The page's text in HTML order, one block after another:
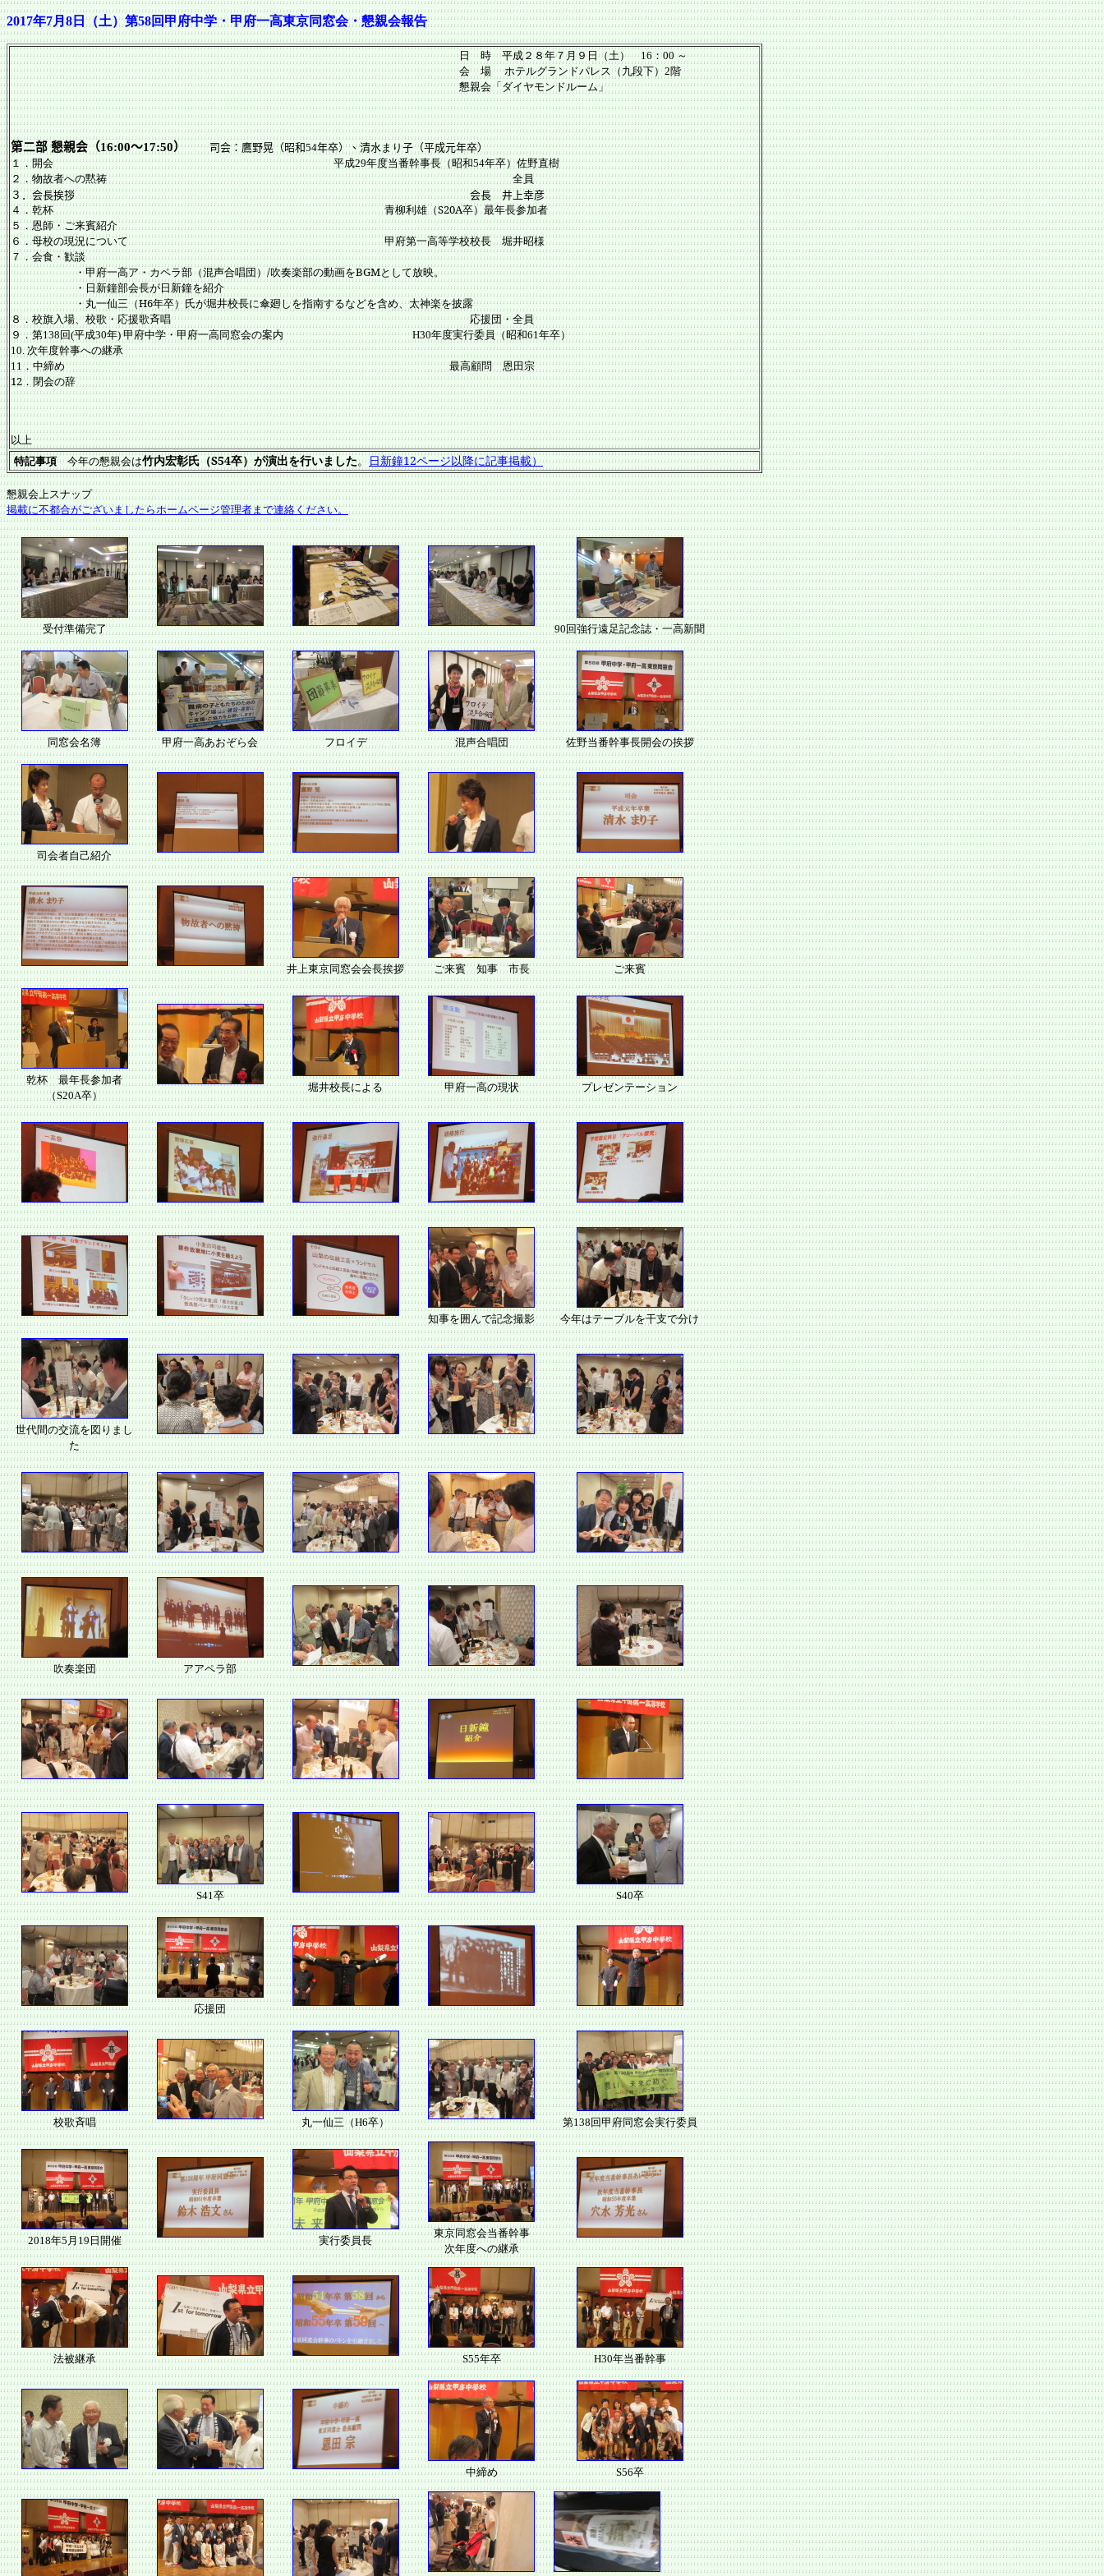
2017年7月8日（土）第58回甲府中学・甲府一高東京同窓会・懇親会報告
日 時 平成２８年７月９日（土） 16：00 ～
会 場 ホテルグランドパレス（九段下）2階
懇親会「ダイヤモンドルーム」
第二部 懇親会（16:00〜17:50） 司会：鷹野晃（昭和54年卒）、清水まり子（平成元年卒）
１．開会
平成29年度当番幹事長（昭和54年卒）佐野直樹
２．物故者への黙祷 全員
３．会長挨拶 会長 井上幸彦
４．乾杯 青柳利雄（S20A卒）最年長参加者
５．恩師・ご来賓紹介
６．母校の現況について 甲府第一高等学校校長 堀井昭様
７．会食・歓談
・甲府一高ア・カペラ部（混声合唱団）/吹奏楽部の動画をBGMとして放映。
・日新鐘部会長が日新鐘を紹介
・丸一仙三（H6年卒）氏が堀井校長に傘廻しを指南するなどを含め、太神楽を披露
８．校旗入場、校歌・応援歌斉唱 応援団・全員
９．第138回(平成30年)甲府中学・甲府一高同窓会の案内 H30年度実行委員（昭和61年卒）
10. 次年度幹事への継承
11 ．中締め 最高顧問 恩田宗
12．閉会の辞
以上
特記事項今年の懇親会は竹内宏彰氏（S54卒）が演出を行いました。日新鐘12ページ以降に記事掲載）
懇親会上スナップ
掲載に不都合がございましたらホームページ管理者まで連絡ください。
受付準備完了 90回強行遠足記念誌・一高新聞
同窓会名簿 甲府一高あおぞら会 フロイデ 混声合唱団 佐野当番幹事長開会の挨拶
司会者自己紹介
井上東京同窓会会長挨拶 ご来賓 知事 市長 ご来賓
乾杯 最年長参加者
（S20A卒）
堀井校長による 甲府一高の現状 プレゼンテーション
知事を囲んで記念撮影 今年はテーブルを干支で分け
世代間の交流を図りまし
た
吹奏楽団 アアペラ部
S41卒 S40卒
応援団
校歌斉唱 丸一仙三（H6卒） 第138回甲府同窓会実行委員
2018年5月19日開催 実行委員長
東京同窓会当番幹事
次年度への継承
法被継承 S55年卒 H30年当番幹事
中締め S56卒